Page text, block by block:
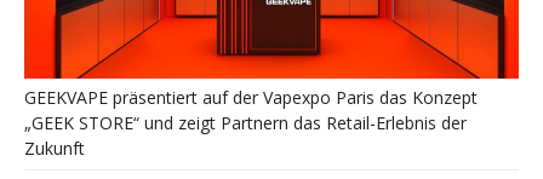
GEEKVAPE präsentiert auf der Vapexpo Paris das Konzept
„GEEK STORE“ und zeigt Partnern das Retail-Erlebnis der
Zukunft